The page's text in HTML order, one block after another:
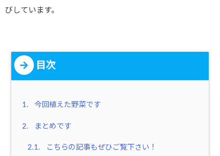
びしています。
目次
1. 今回植えた野菜です
2. まとめです
2.1. こちらの記事もぜひご覧下さい！